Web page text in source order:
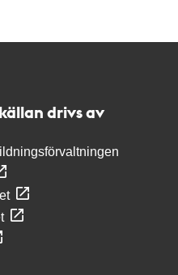
drivs av